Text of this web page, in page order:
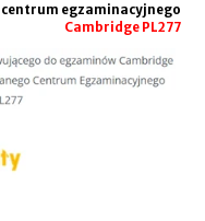
egzaminacyjnego
Cambridge PL277